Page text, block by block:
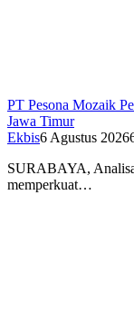
PT Pesona Mozaik
Jawa Timur
Ekbis6 Agustus 2026
SURABAYA,
memperkuat…